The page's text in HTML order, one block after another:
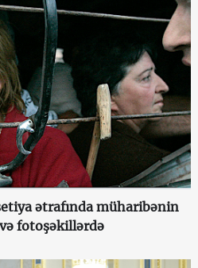
ətrafında müharibənin
fotoşəkillərdə